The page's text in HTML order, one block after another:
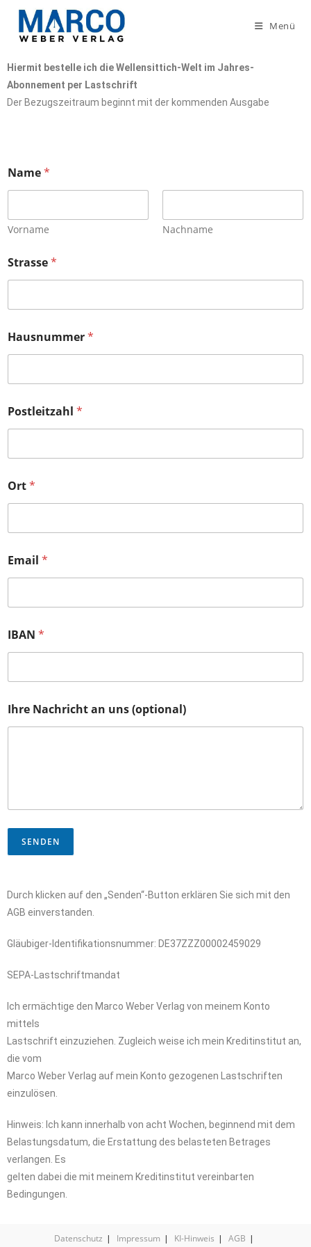
Menü
Hiermit bestelle ich die Wellensittich-Welt im Jahres-
Abonnement per Lastschrift
Der Bezugszeitraum beginnt mit der kommenden Ausgabe
Name*
Vorname Nachname
Strasse*
Hausnummer*
Postleitzahl *
Ort*
Email *
IBAN *
Ihre Nachricht an uns (optional)
SENDEN
Durch klicken auf den „Senden“-Button erklären Sie sich mit den
AGB einverstanden.
Gläubiger-Identifikationsnummer: DE37ZZZ00002459029
SEPA-Lastschriftmandat
Ich ermächtige den Marco Weber Verlag von meinem Konto
mittels
Lastschrift einzuziehen. Zugleich weise ich mein Kreditinstitut an,
die vom
Marco Weber Verlag auf mein Konto gezogenen Lastschriften
einzulösen.
Hinweis: Ich kann innerhalb von acht Wochen, beginnend mit dem
Belastungsdatum, die Erstattung des belasteten Betrages
verlangen. Es
gelten dabei die mit meinem Kreditinstitut vereinbarten
Bedingungen.
Datenschutz Impressum KI-Hinweis
AGB